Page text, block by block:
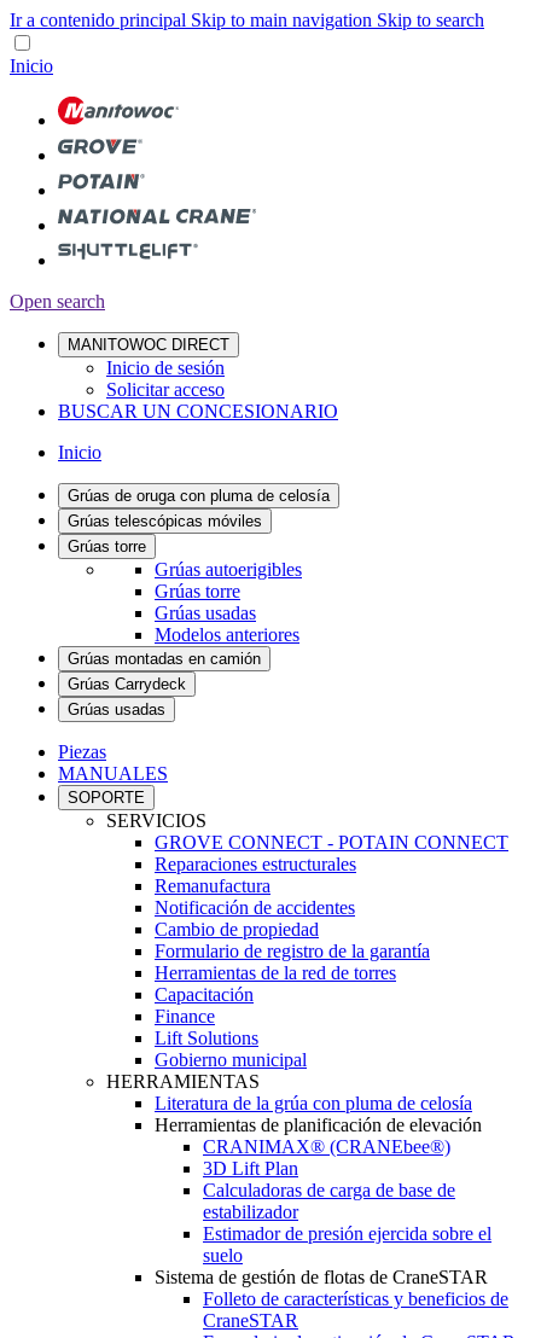
Ir a contenido principal Skip to main navigation Skip to search
Inicio
Open search
MANITOWOC DIRECT
Inicio de sesión
Solicitar acceso
BUSCAR UN CONCESIONARIO
Inicio
Grúas de oruga con pluma de celosía
Grúas telescópicas móviles
Grúas torre
Grúas autoerigibles
Grúas torre
Grúas usadas
Modelos anteriores
Grúas montadas en camión
Grúas Carrydeck
Grúas usadas
Piezas
MANUALES
SOPORTE
SERVICIOS
GROVE CONNECT - POTAIN CONNECT
Reparaciones estructurales
Remanufactura
Notificación de accidentes
Cambio de propiedad
Formulario de registro de la garantía
Herramientas de la red de torres
Capacitación
Finance
Lift Solutions
Gobierno municipal
HERRAMIENTAS
Literatura de la grúa con pluma de celosía
Herramientas de planificación de elevación
CRANIMAX® (CRANEbee®)
3D Lift Plan
Calculadoras de carga de base de
estabilizador
Estimador de presión ejercida sobre el
suelo
Sistema de gestión de flotas de CraneSTAR
Folleto de características y beneficios de
CraneSTAR